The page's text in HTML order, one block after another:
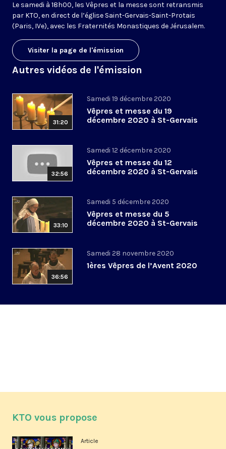
Le samedi à 18h00, les Vêpres et la messe sont retransmis
par KTO, en direct de l’église Saint-Gervais-Saint-Protais
(Paris, IVe), avec les Fraternités Monastiques de Jérusalem.
Visiter la page de l'émission
Autres vidéos de l'émission
31:20
Samedi 19 décembre 2020
Vêpres et messe du 19
décembre 2020 à St-Gervais
32:56
Samedi 12 décembre 2020
Vêpres et messe du 12
décembre 2020 à St-Gervais
33:10
Samedi 5 décembre 2020
Vêpres et messe du 5
décembre 2020 à St-Gervais
36:56
Samedi 28 novembre 2020
1ères Vêpres de l’Avent 2020
KTO vous propose
Article